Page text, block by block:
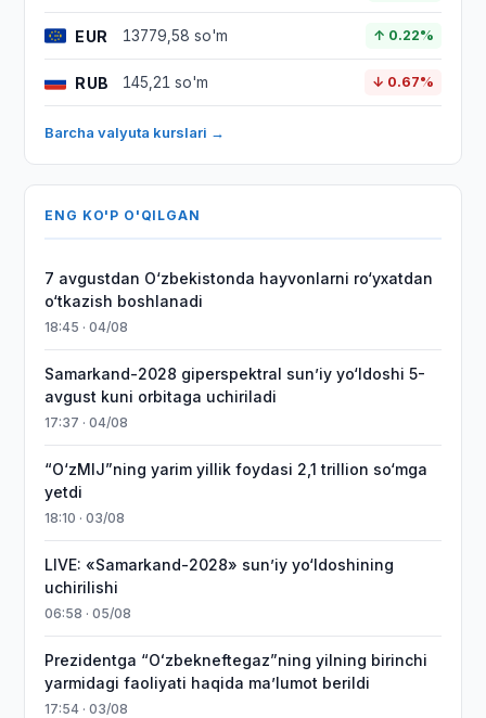
EUR 13779,58 so'm ↑ 0.22%
RUB 145,21 so'm ↓ 0.67%
Barcha valyuta kurslari →
ENG KO'P O'QILGAN
7 avgustdan O‘zbekistonda hayvonlarni ro‘yxatdan
o‘tkazish boshlanadi
18:45 · 04/08
Samarkand-2028 giperspektral sun’iy yo‘ldoshi 5-
avgust kuni orbitaga uchiriladi
17:37 · 04/08
“O‘zMIJ”ning yarim yillik foydasi 2,1 trillion so‘mga
yetdi
18:10 · 03/08
LIVE: «Samarkand-2028» sun’iy yo‘ldoshining
uchirilishi
06:58 · 05/08
Prezidentga “Oʻzbekneftegaz”ning yilning birinchi
yarmidagi faoliyati haqida maʼlumot berildi
17:54 · 03/08